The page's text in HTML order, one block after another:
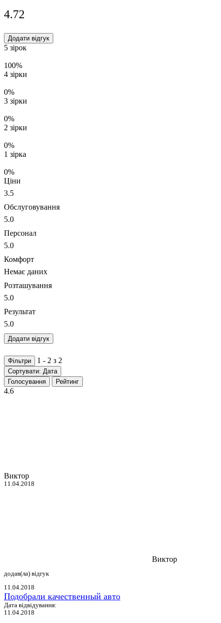
4.72
Додати відгук
5 зірок
100%
4 зірки
0%
3 зірки
0%
2 зірки
0%
1 зірка
0%
Ціни
3.5
Обслуговування
5.0
Персонал
5.0
Комфорт
Немає даних
Розташування
5.0
Результат
5.0
Додати відгук
Фільтри 1 - 2 з 2
Сортувати: Дата
Голосування
Рейтинг
4.6
Виктор
11.04.2018
Виктор
додав(ла) відгук
11.04.2018
Подобрали качественный авто
Дата відвідування:
11.04.2018